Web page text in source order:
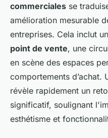
commerciales se
amélioration mesurable
entreprises. Cela inclut
point de vente, une
en scène des espaces
comportements d’achat.
révèle rapidement un
significatif, soulignant
esthétisme et